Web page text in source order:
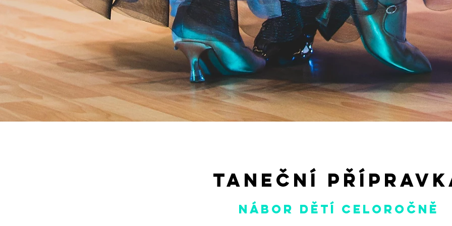
Taneční
Nábor dětí celoročně